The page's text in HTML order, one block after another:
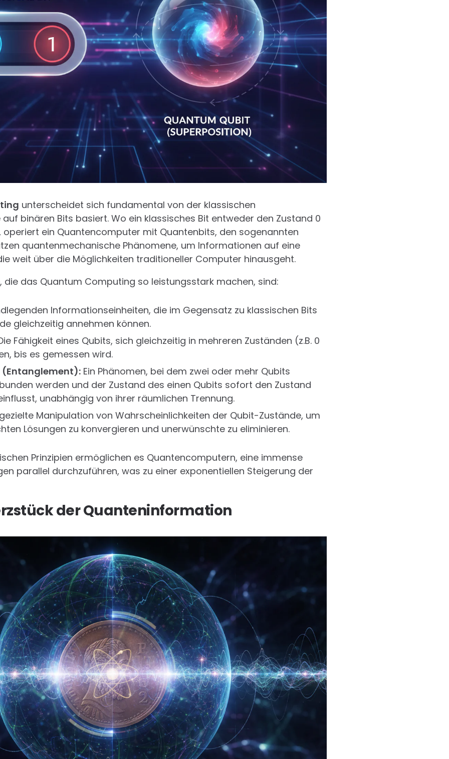
unterscheidet sich fundamental von der klassischen
binären Bits basiert. Wo ein klassisches Bit entweder den Zustand 0
operiert ein Quantencomputer mit Quantenbits, den sogenannten
quantenmechanische Phänomene, um Informationen auf eine
weit über die Möglichkeiten traditioneller Computer hinausgeht.
die das Quantum Computing so leistungsstark machen, sind:
Informationseinheiten, die im Gegensatz zu klassischen Bits
gleichzeitig annehmen können.
Fähigkeit eines Qubits, sich gleichzeitig in mehreren Zuständen (z.B. 0
bis es gemessen wird.
Ein Phänomen, bei dem zwei oder mehr Qubits
werden und der Zustand des einen Qubits sofort den Zustand
unabhängig von ihrer räumlichen Trennung.
Manipulation von Wahrscheinlichkeiten der Qubit-Zustände, um
Lösungen zu konvergieren und unerwünschte zu eliminieren.
Prinzipien ermöglichen es Quantencomputern, eine immense
parallel durchzuführen, was zu einer exponentiellen Steigerung der
der Quanteninformation